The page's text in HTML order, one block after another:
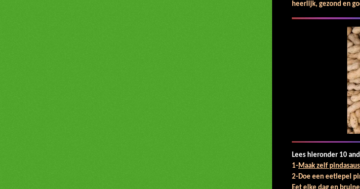
heerlijk, gezond en
Lees hieronder 10
1-Maak zelf pindasaus
2-Doe een